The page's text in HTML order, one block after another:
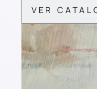
VER